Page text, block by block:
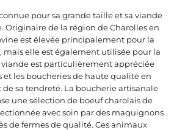
pour sa grande taille et sa viande
Originaire de la région de Charolles en
est élevée principalement pour la
mais elle est également utilisée pour la
est particulièrement appréciée
et les boucheries de haute qualité en
de sa tendreté. La boucherie artisanale
une sélection de boeuf charolais de
avec soin par des maquignons
de fermes de qualité. Ces animaux